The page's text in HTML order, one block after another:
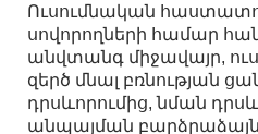
Ուսումնական
սովորողների համար
անվտանգ միջավայր,
զերծ մնալ բռնության
դրսևորումից, նման
անպայման